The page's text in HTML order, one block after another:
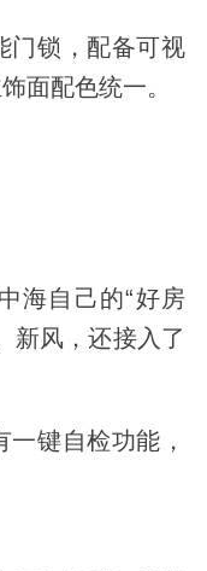
门锁，配备可视
面配色统一。
海自己的“好房
新风，还接入了
键自检功能，